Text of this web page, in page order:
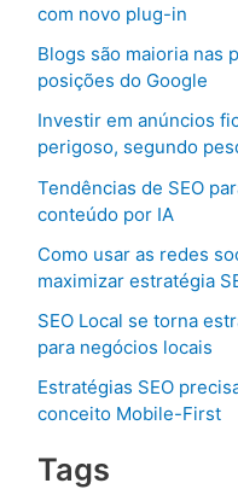
com novo plug-in
Blogs são maioria nas
posições do Google
Investir em anúncios
perigoso, segundo
Tendências de SEO
conteúdo por IA
Como usar as redes
maximizar estratégia
SEO Local se torna
para negócios locais
Estratégias SEO
conceito Mobile-First
Tags